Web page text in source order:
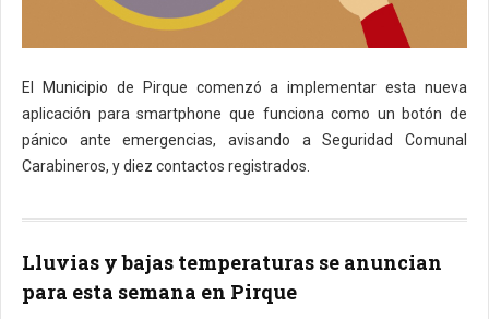
El Municipio de Pirque comenzó a implementar esta nueva
aplicación para smartphone que funciona como un botón de
pánico ante emergencias, avisando a Seguridad Comunal
Carabineros, y diez contactos registrados.
Lluvias y bajas temperaturas se anuncian
para esta semana en Pirque